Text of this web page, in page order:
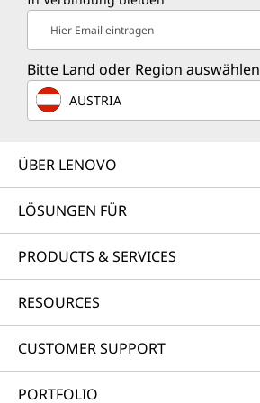
Hier Email eintragen
Bitte Land oder Region auswählen
AUSTRIA
ÜBER LENOVO
LÖSUNGEN FÜR
PRODUCTS & SERVICES
RESOURCES
CUSTOMER SUPPORT
PORTFOLIO